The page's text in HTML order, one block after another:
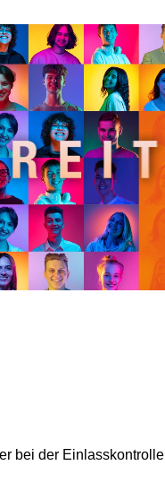
bei der Einlasskontrolle